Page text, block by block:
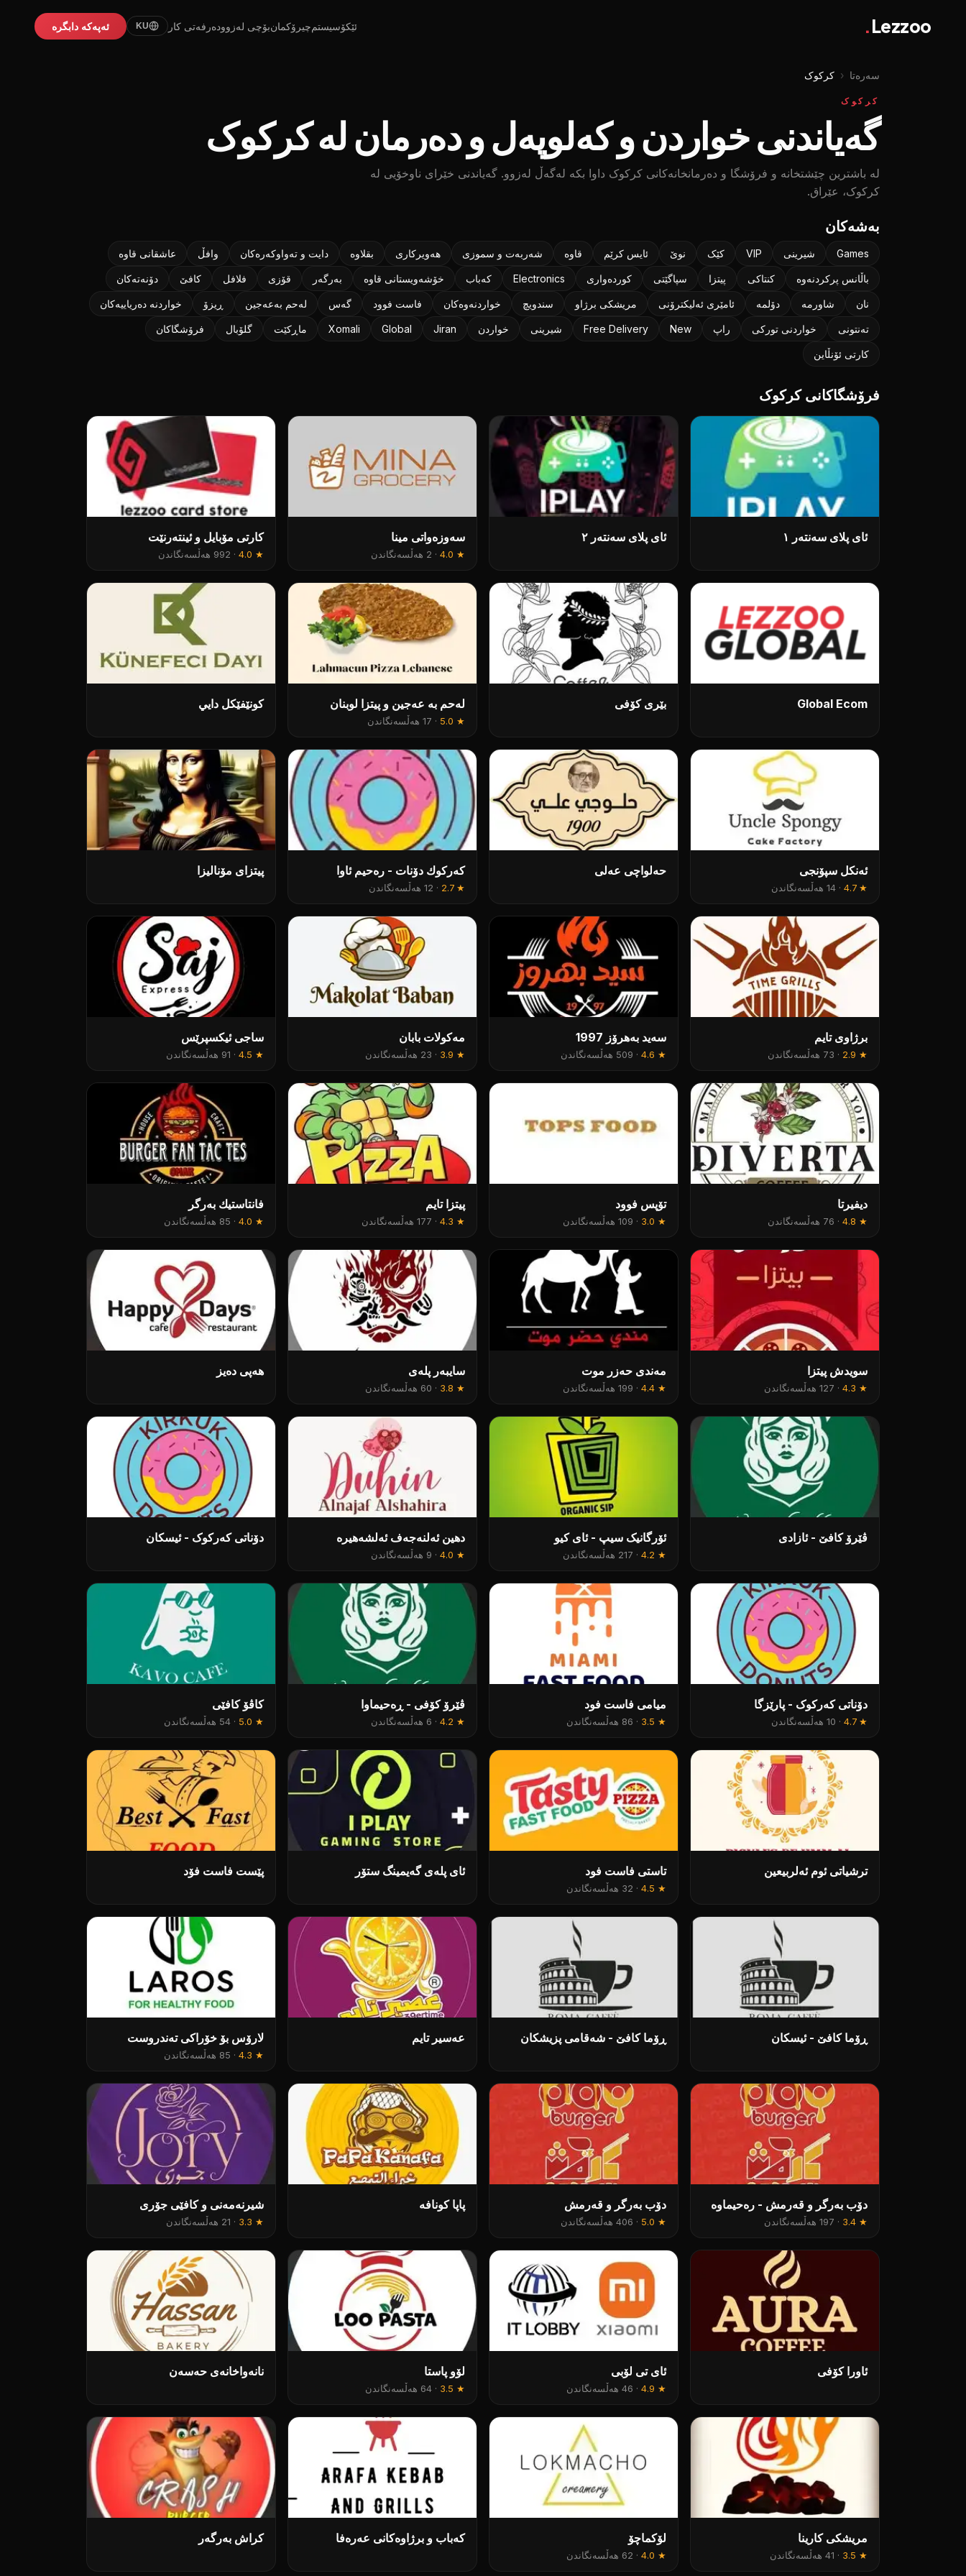
Lezzoo
. ئێکۆسیستمچیرۆکمانبۆچی لەزوودەرفەتی کار KU ئەپەکە دابگرە
سەرەتا ‹ کرکوک
کرکوک
گەیاندنی خواردن و کەلوپەل و دەرمان لە کرکوک
لە باشترین چێشتخانە و فرۆشگا و دەرمانخانەکانی کرکوک داوا بکە لەگەڵ لەزوو. گەیاندنی خێرای ناوخۆیی لە
کرکوک، عێراق.
بەشەکان
Games شیرینی VIP کێک نوێ ئایس کرێم قاوه شەربەت و سموزی هەویرکاری بقلاوه‌ دایت و ته‌واوکه‌ره‌کان وافڵ عاشقانی قاوه
باڵانس پرکردنەوە كنتاكی پیتزا سپاگێتی كورده‌واری Electronics كه‌باب خۆشەویستانی قاوە به‌رگه‌ر قۆزی فلافل كافێ دۆنەتەکان
نان شاورمە دۆلمە ئامێری ئەلیکترۆنی مریشکی برژاو سندویچ خواردنەوەکان فاست فوود گەس لەحم بەعەجین ڕیزۆ خواردنە دەریاییەکان
تەنتونی خواردنی تورکی راپ New
Free Delivery شیرینی خواردن Jiran
Global
Xomali ماڕکێت گلۆبال فرۆشگاکان
کارتی ئۆنڵاین
فرۆشگاکانی کرکوک
ئای پلای سەنتەر ۱ ئای پلای سەنتەر ٢ سەوزەواتی مینا
★
4.0
· 2 هەڵسەنگاندن
کارتی مۆبایل و ئینتەرنێت
★
4.0
· 992 هەڵسەنگاندن
Global Ecom بێری کۆفی لەحم بە عەجین و پیتزا لوبنان
★
5.0
· 17 هەڵسەنگاندن
کونێفێکل دایي
ئەنکل سپۆنجی
★
4.7
· 14 هەڵسەنگاندن
حەلواچی عەلی کەرکوك دۆنات - رەحیم ئاوا
★
2.7
· 12 هەڵسەنگاندن
پیتزای مۆنالیزا
برژاوی تایم
★
2.9
· 73 هەڵسەنگاندن
سەيد بەهرۆز 1997
★
4.6
· 509 هەڵسەنگاندن
مەکولات بابان
★
3.9
· 23 هەڵسەنگاندن
ساجی ئیکسپرێس
★
4.5
· 91 هەڵسەنگاندن
ديفيرتا
★
4.8
· 76 هەڵسەنگاندن
تۆپس فوود
★
3.0
· 109 هەڵسەنگاندن
پیتزا تایم
★
4.3
· 177 هەڵسەنگاندن
فانتاستیك بەرگر
★
4.0
· 85 هەڵسەنگاندن
سویدش پیتزا
★
4.3
· 127 هەڵسەنگاندن
مەندی حەزر موت
★
4.4
· 199 هەڵسەنگاندن
سایبەر پلەی
★
3.8
· 60 هەڵسەنگاندن
هەپی دەیز
ڤێرۆ کافێ - ئازادی ئۆرگانیک سیپ - ئای کیو
★
4.2
· 217 هەڵسەنگاندن
دهین ئەلنەجەف ئەلشەهیرە
★
4.0
· 9 هەڵسەنگاندن
دۆناتی کەرکوک - ئیسکان
دۆناتى کەرکوک - پارێزگا
★
4.7
· 10 هەڵسەنگاندن
میامی فاست فود
★
3.5
· 86 هەڵسەنگاندن
ڤێرۆ کۆفی - ڕەحیماوا
★
4.2
· 6 هەڵسەنگاندن
کاڤۆ کافێی
★
5.0
· 54 هەڵسەنگاندن
ترشیاتی ئوم ئەلربیعین تاستی فاست فود
★
4.5
· 32 هەڵسەنگاندن
ئای پلەی گەیمینگ ستۆر پێست فاست فۆد
ڕۆما کافێ - ئیسکان ڕۆما کافێ - شەقامی پزیشکان عەسیر تایم لارۆس بۆ خۆراکی تەندروست
★
4.3
· 85 هەڵسەنگاندن
دۆب بەرگر و قەرمش - رەحیماوە
★
3.4
· 197 هەڵسەنگاندن
دۆب بەرگر و قەرمش
★
5.0
· 406 هەڵسەنگاندن
پاپا کونافە شیرنەمەنی و کافێی جۆری
★
3.3
· 21 هەڵسەنگاندن
ئاورا کۆفی ئای تی لۆبی
★
4.9
· 46 هەڵسەنگاندن
لۆو پاستا
★
3.5
· 64 هەڵسەنگاندن
نانەواخانەی حەسەن
مریشکی کارینا
★
3.5
· 41 هەڵسەنگاندن
لۆکماچۆ
★
4.0
· 62 هەڵسەنگاندن
کەباب و برژاوەکانی عەرەفا کراش بەرگەر